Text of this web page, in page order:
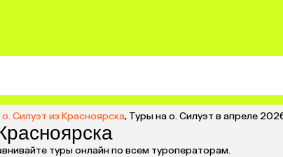
Силуэт из Красноярска, Туры на о. Силуэт в апреле
туры онлайн по всем туроператорам.